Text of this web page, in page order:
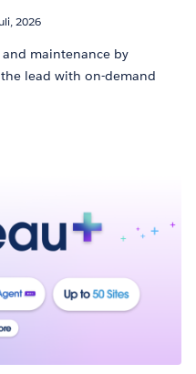
2026
maintenance by
lead with on-demand